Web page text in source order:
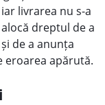
livrarea nu s-a
dreptul de a
de a anunța
eroarea apărută.